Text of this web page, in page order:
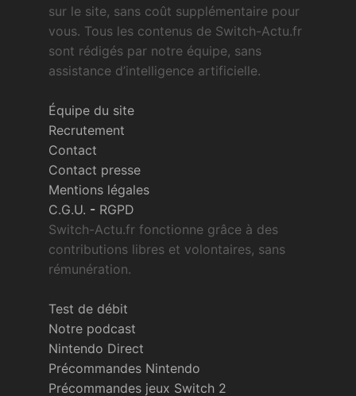
sur le site, sans coût supplémentaire pour
vous. Tous les contenus de Switch-Actu.fr
sont rédigés par notre équipe, sans
assistance d’intelligence artificielle.
Équipe du site
Recrutement
Contact
Contact presse
Mentions légales
C.G.U. - RGPD
Switch-Actu.fr fonctionne grâce à des
contributions libres et volontaires, sans
rémunération.
Test de débit
Notre podcast
Nintendo Direct
Précommandes Nintendo
Précommandes jeux Switch 2